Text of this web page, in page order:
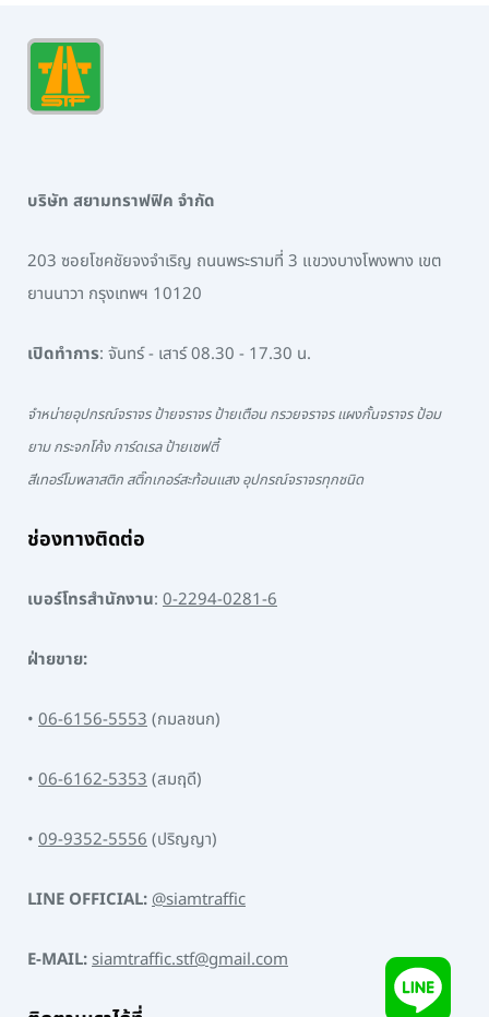
บริษัท สยามทราฟฟิค จำกัด
203 ซอยโชคชัยจงจำเริญ ถนนพระรามที่ 3 แขวงบางโพงพาง เขต
ยานนาวา กรุงเทพฯ 10120
เปิดทำการ: จันทร์ - เสาร์ 08.30 - 17.30 น.
จำหน่ายอุปกรณ์จราจร ป้ายจราจร ป้ายเตือน กรวยจราจร แผงกั้นจราจร ป้อม
ยาม กระจกโค้ง การ์ดเรล ป้ายเซฟตี้
สีเทอร์โมพลาสติก สติ๊กเกอร์สะท้อนแสง อุปกรณ์จราจรทุกชนิด
ช่องทางติดต่อ
เบอร์โทรสำนักงาน: 0-2294-0281-6
ฝ่ายขาย:
• 06-6156-5553(กมลชนก)
• 06-6162-5353(สมฤดี)
• 09-9352-5556(ปริญญา)
LINE OFFICIAL:@siamtraffic
E-MAIL:siamtraffic.stf@gmail.com